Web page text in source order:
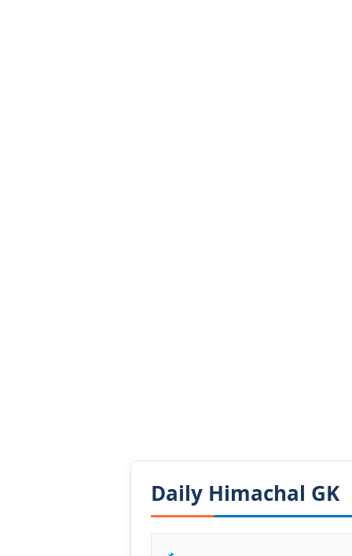
Daily Himachal GK​​